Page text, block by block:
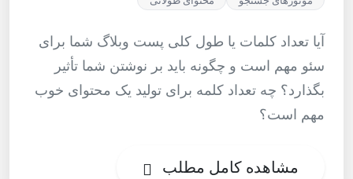
آیا تعداد کلمات یا طول کلی پست وبلاگ شما برای
سئو مهم است و چگونه باید بر نوشتن شما تأثیر
بگذارد؟ چه تعداد کلمه برای تولید یک محتوای خوب
مهم است؟
مشاهده کامل مطلب